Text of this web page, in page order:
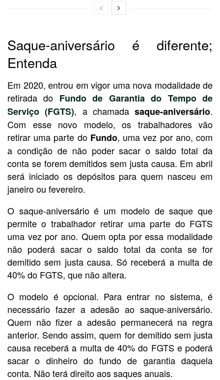
Saque-aniversário é diferente;
Entenda
Em 2020, entrou em vigor uma nova modalidade de
retirada do Fundo de Garantia do Tempo de
Serviço (FGTS), a chamada saque-aniversário.
Com esse novo modelo, os trabalhadores vão
retirar uma parte do Fundo, uma vez por ano, com
a condição de não poder sacar o saldo total da
conta se forem demitidos sem justa causa. Em abril
será iniciado os depósitos para quem nasceu em
janeiro ou fevereiro.
O saque-aniversário é um modelo de saque que
permite o trabalhador retirar uma parte do FGTS
uma vez por ano. Quem opta por essa modalidade
não poderá sacar o saldo total da conta se for
demitido sem justa causa. Só receberá a multa de
40% do FGTS, que não altera.
O modelo é opcional. Para entrar no sistema, é
necessário fazer a adesão ao saque-aniversário.
Quem não fizer a adesão permanecerá na regra
anterior. Sendo assim, quem for demitido sem justa
causa receberá a multa de 40% do FGTS e poderá
sacar o dinheiro do fundo de garantia daquela
conta. Não terá direito aos saques anuais.